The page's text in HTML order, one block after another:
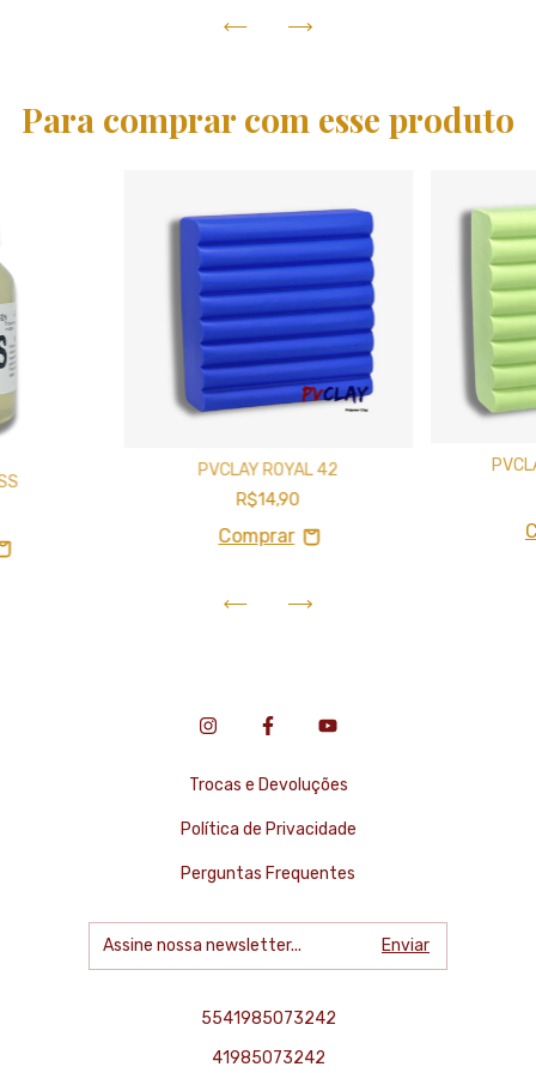
Para comprar com esse produto
PVCLAY ROYAL 42
R$14,90
Trocas e Devoluções
Política de Privacidade
Perguntas Frequentes
5541985073242
41985073242